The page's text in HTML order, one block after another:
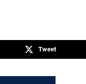
Tweet